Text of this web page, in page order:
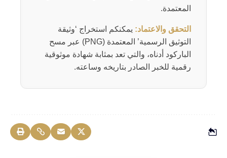
المعتمدة.
التحقق والاعتماد: يمكنكم استخراج ‘وثيقة
التوثيق الرسمية’ المعتمدة (PNG) عبر مسح
الباركود أدناه، والتي تعد بمثابة شهادة موثوقية
رقمية للخبر الصادر بتاريخه وساعته.